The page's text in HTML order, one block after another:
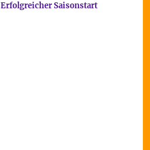
Erfolgreicher Saisonstart